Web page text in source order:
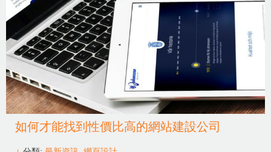
如何才能找到性價比高的網站建設公司